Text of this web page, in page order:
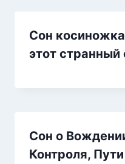
Сон
этот странный
Сон о
Контроля,